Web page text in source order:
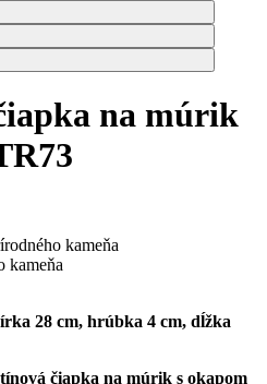
na múrik
kameňa
kameňa
28 cm, hrúbka 4 cm, dĺžka
čiapka na múrik s okapom